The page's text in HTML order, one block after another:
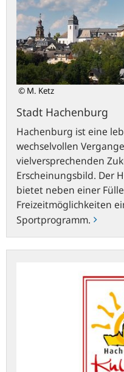
© M. Ketz
Stadt Hachenburg
Hachenburg ist eine
wechselvollen
vielversprechenden
Erscheinungsbild. Der
bietet neben einer
Freizeitmöglichkeiten
Sportprogramm.